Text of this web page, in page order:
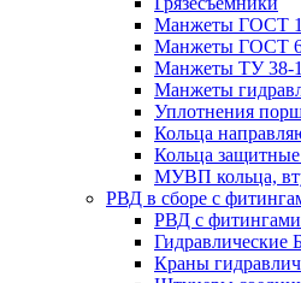
Манжеты ГОСТ
Манжеты ГОСТ
Манжеты ТУ 38-
Манжеты
Уплотнения
Кольца
Кольца
МУВП кольца,
РВД в сборе с
РВД с
Гидравлические
Краны